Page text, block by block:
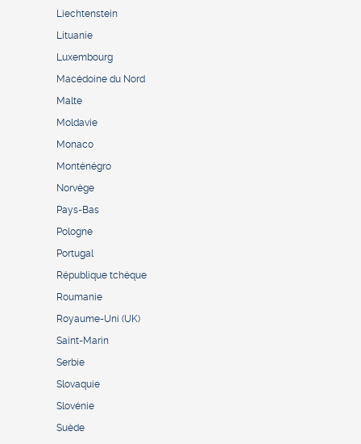
Liechtenstein
Lituanie
Luxembourg
Macédoine du Nord
Malte
Moldavie
Monaco
Monténégro
Norvège
Pays-Bas
Pologne
Portugal
République tchèque
Roumanie
Royaume-Uni (UK)
Saint-Marin
Serbie
Slovaquie
Slovénie
Suède